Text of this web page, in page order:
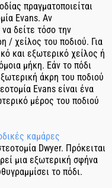
πραγματοποιείται
Evans. Αν
δείτε τόσο την
/ χείλος του ποδιού. Για
και εξωτερικό χείλος ή
μήκη. Εάν το πόδι
άκρη του ποδιού
Evans είναι ένα
μέρος του ποδιού
καμάρες
Dwyer. Πρόκειται
μια εξωτερική σφήνα
το πόδι.